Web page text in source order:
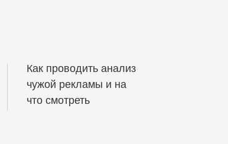
Как проводить анализ
чужой рекламы и на
что смотреть